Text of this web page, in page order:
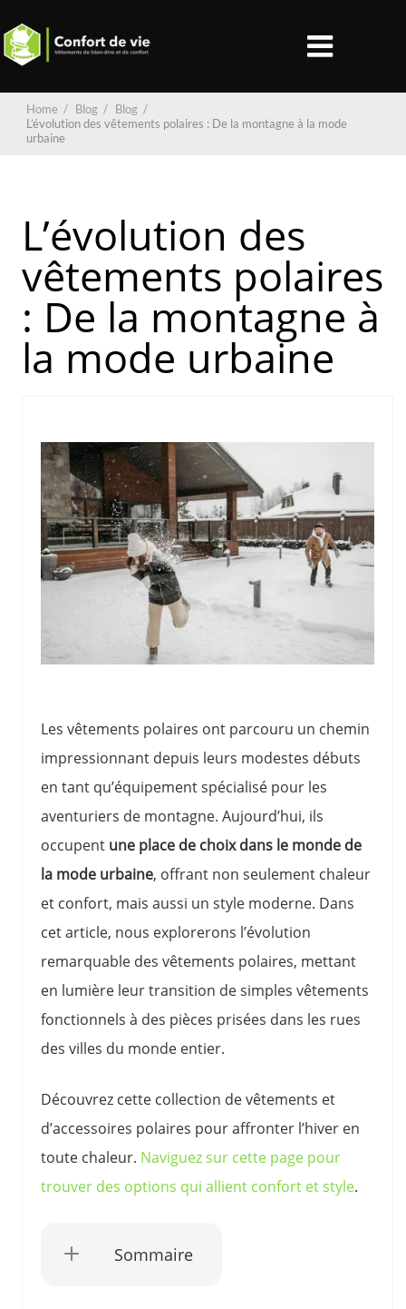
Home / Blog / Blog /
L’évolution des vêtements polaires : De la montagne à la mode
urbaine
L’évolution des
vêtements polaires
: De la montagne à
la mode urbaine
Les vêtements polaires ont parcouru un chemin
impressionnant depuis leurs modestes débuts
en tant qu’équipement spécialisé pour les
aventuriers de montagne. Aujourd’hui, ils
occupent une place de choix dans le monde de
la mode urbaine, offrant non seulement chaleur
et confort, mais aussi un style moderne. Dans
cet article, nous explorerons l’évolution
remarquable des vêtements polaires, mettant
en lumière leur transition de simples vêtements
fonctionnels à des pièces prisées dans les rues
des villes du monde entier.
Découvrez cette collection de vêtements et
d’accessoires polaires pour affronter l’hiver en
toute chaleur. Naviguez sur cette page pour
trouver des options qui allient confort et style.
Sommaire